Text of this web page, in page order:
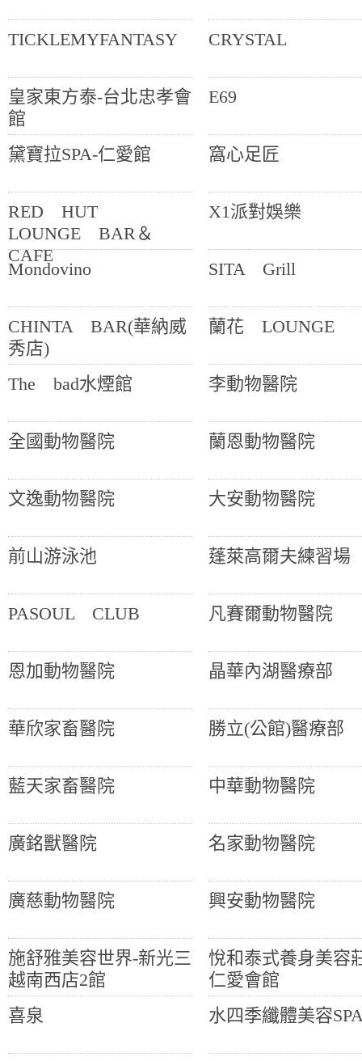
TICKLEMYFANTASY CRYSTAL
皇家東方泰-台北忠孝會
館
E69
黛寶拉SPA-仁愛館 窩心足匠
RED HUT
LOUNGE BAR＆
CAFE
X1派對娛樂
Mondovino SITA Grill
CHINTA BAR(華納威
秀店)
蘭花 LOUNGE
The bad水煙館 李動物醫院
全國動物醫院 蘭恩動物醫院
文逸動物醫院 大安動物醫院
前山游泳池 蓬萊高爾夫練習場
PASOUL CLUB 凡賽爾動物醫院
恩加動物醫院 晶華內湖醫療部
華欣家畜醫院 勝立(公館)醫療部
藍天家畜醫院 中華動物醫院
廣銘獸醫院 名家動物醫院
廣慈動物醫院 興安動物醫院
施舒雅美容世界-新光三
越南西店2館
悅和泰式養身美容
仁愛會館
喜泉
水四季纖體美容